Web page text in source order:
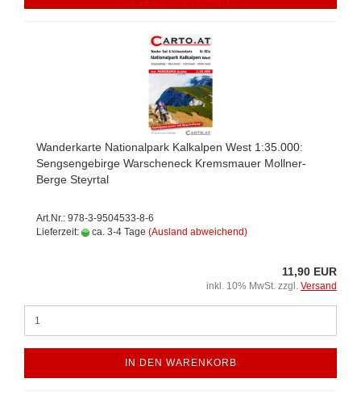
Wanderkarte Nationalpark Kalkalpen West 1:35.000:
Sengsengebirge Warscheneck Kremsmauer Mollner-
Berge Steyrtal
Art.Nr.: 978-3-9504533-8-6
Lieferzeit:
ca. 3-4 Tage (Ausland abweichend)
11,90 EUR
inkl. 10% MwSt. zzgl. Versand
IN DEN WARENKORB